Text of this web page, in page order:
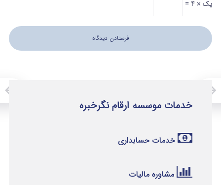
یک × 4 =
خدمات موسسه ارقام نگرخبره
خدمات حسابداری
مشاوره مالیات